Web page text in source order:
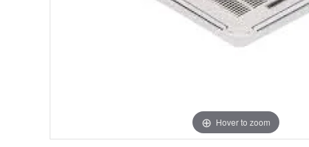
Hover to zoom